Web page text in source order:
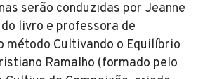
serão conduzidas por Jeanne
livro e professora de
método Cultivando o Equilíbrio
Ramalho (formado pelo